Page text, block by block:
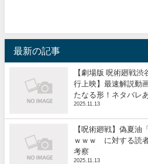
最新の記事
【劇場版 呪術廻戦
行上映】最速解説動
たなる形！ネタバレ
2025.11.13
【呪術廻戦】偽夏油
ｗｗｗ に対する読
考察
2025.11.13